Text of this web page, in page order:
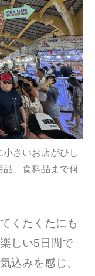
さいお店がひし
品、食料品まで何
くたくたにも
しい5日間で
込みを感じ、